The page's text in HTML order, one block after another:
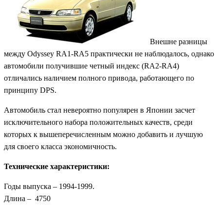
Внешне разницы
между Odyssey RA1-RA5 практически не наблюдалось, однако
автомобили получившие четный индекс (RA2-RA4)
отличались наличием полного привода, работающего по
принципу DPS.
Автомобиль стал невероятно популярен в Японии засчет
исключительного набора положительных качеств, среди
которых к вышеперечисленным можно добавить и лучшую
для своего класса экономичность.
Технические характеристики:
Годы выпуска – 1994-1999.
Длина – 4750